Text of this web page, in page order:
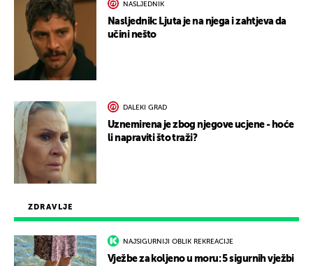
ZDRAVLJE
NAJSIGURNIJI OBLIK REKREACIJE
Vježbe za koljeno u moru: 5 sigurnih vježbi
NASLJEDNIK
Nasljednik: Ljuta je na njega i zahtjeva da
učini nešto
DALEKI GRAD
Uznemirena je zbog njegove ucjene - hoće
li napraviti što traži?